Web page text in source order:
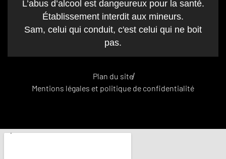
L’abus d’alcool est dangeureux pour la santé.
Établissement interdit aux mineurs.
Sam, celui qui conduit, c'est celui qui ne boit
pas.
Plan du site
Mentions légales et politique de confidentialité